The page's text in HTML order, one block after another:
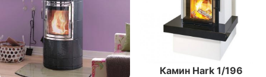
Камин Hark 1/196